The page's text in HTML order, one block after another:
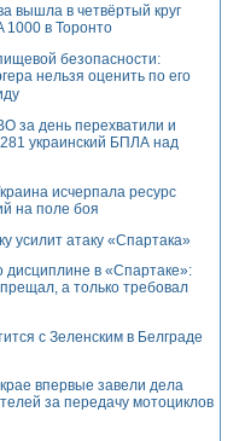
вышла в четвёртый круг
1000 в Торонто
безопасности:
нельзя оценить по его
за день перехватили и
украинский БПЛА над
исчерпала ресурс
на поле боя
усилит атаку «Спартака»
в «Спартаке»:
а только требовал
с Зеленским в Белграде
впервые завели дела
за передачу мотоциклов